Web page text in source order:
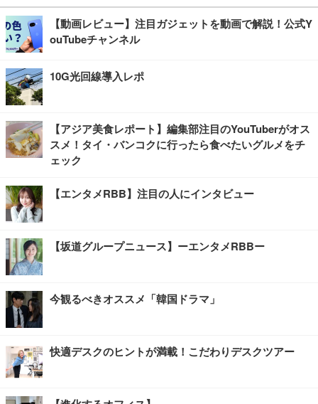
【動画レビュー】注目ガジェットを動画で解説！公式Y
ouTubeチャンネル
10G光回線導入レポ
【アジア美食レポート】編集部注目のYouTuberがオス
スメ！タイ・バンコクに行ったら食べたいグルメをチ
ェック
【エンタメRBB】注目の人にインタビュー
【坂道グループニュース】ーエンタメRBBー
今観るべきオススメ「韓国ドラマ」
快適デスクのヒントが満載！こだわりデスクツアー